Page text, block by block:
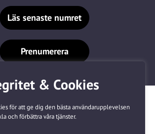
& Cookies
för att ge dig den bästa användarupplevelsen
och förbättra våra tjänster.
Läs senaste numret
Prenumerera